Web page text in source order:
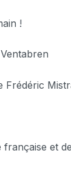
!
Frédéric
et